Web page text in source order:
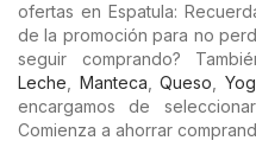
ofertas en Espatula:
de la promoción para no
seguir comprando?
Leche
Manteca Queso
encargamos de
Comienza a ahorrar